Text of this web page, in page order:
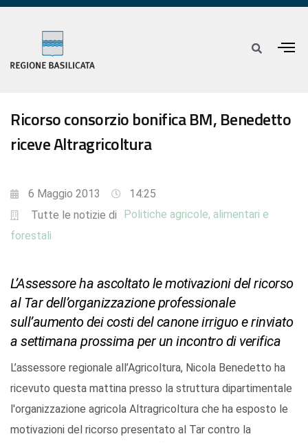
Ricorso consorzio bonifica BM, Benedetto
riceve Altragricoltura
6 Maggio 2013
14:25
Tutte le notizie di
Politiche agricole, alimentari e
forestali
L’Assessore ha ascoltato le motivazioni del ricorso
al Tar dell’organizzazione professionale
sull’aumento dei costi del canone irriguo e rinviato
a settimana prossima per un incontro di verifica
L’assessore regionale all’Agricoltura, Nicola Benedetto ha
ricevuto questa mattina presso la struttura dipartimentale
l'organizzazione agricola Altragricoltura che ha esposto le
motivazioni del ricorso presentato al Tar contro la